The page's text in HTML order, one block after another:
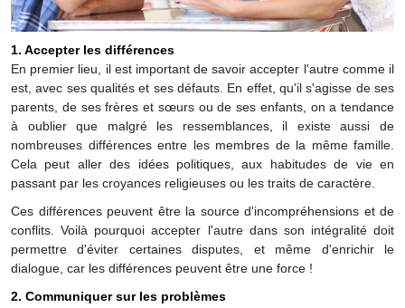
1. Accepter les différences
En premier lieu, il est important de savoir accepter l'autre comme il
est, avec ses qualités et ses défauts. En effet, qu'il s'agisse de ses
parents, de ses frères et sœurs ou de ses enfants, on a tendance
à oublier que malgré les ressemblances, il existe aussi de
nombreuses différences entre les membres de la même famille.
Cela peut aller des idées politiques, aux habitudes de vie en
passant par les croyances religieuses ou les traits de caractère.
Ces différences peuvent être la source d'incompréhensions et de
conflits. Voilà pourquoi accepter l'autre dans son intégralité doit
permettre d'éviter certaines disputes, et même d'enrichir le
dialogue, car les différences peuvent être une force !
2. Communiquer sur les problèmes